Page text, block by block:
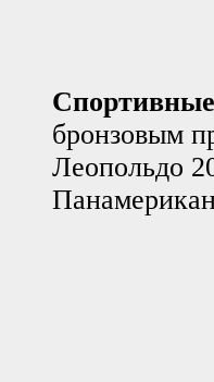
бронзовым
Леопольдо